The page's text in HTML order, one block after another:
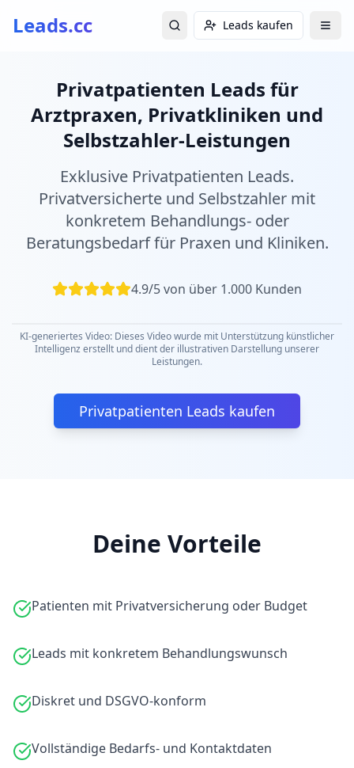
Leads.cc Leads kaufen
Privatpatienten Leads für
Arztpraxen, Privatkliniken und
Selbstzahler-Leistungen
Exklusive Privatpatienten Leads.
Privatversicherte und Selbstzahler mit
konkretem Behandlungs- oder
Beratungsbedarf für Praxen und Kliniken.
4.9/5 von über 1.000 Kunden
KI-generiertes Video: Dieses Video wurde mit Unterstützung künstlicher
Intelligenz erstellt und dient der illustrativen Darstellung unserer
Leistungen.
Privatpatienten Leads kaufen
Deine Vorteile
Patienten mit Privatversicherung oder Budget
Leads mit konkretem Behandlungswunsch
Diskret und DSGVO-konform
Vollständige Bedarfs- und Kontaktdaten